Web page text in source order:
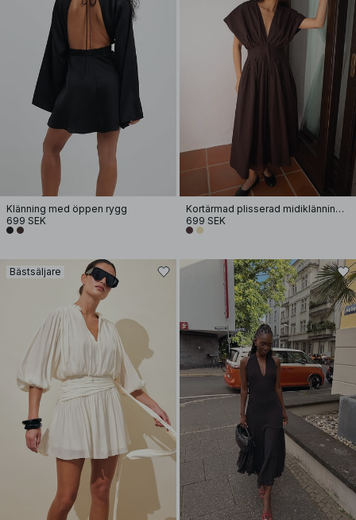
Klänning med öppen rygg
699 SEK
Kortärmad plisserad midiklänning i bomull
699 SEK
Bästsäljare